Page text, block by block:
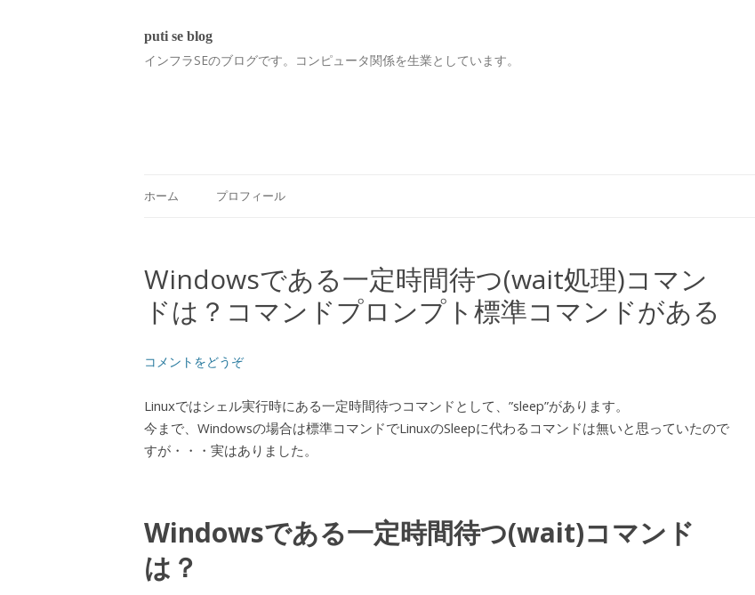
puti se blog
インフラSEのブログです。コンピュータ関係を生業としています。
ホーム プロフィール
Windowsである一定時間待つ(wait処理)コマン
ドは？コマンドプロンプト標準コマンドがある
コメントをどうぞ
Linuxではシェル実行時にある一定時間待つコマンドとして、”sleep”があります。
今まで、Windowsの場合は標準コマンドでLinuxのSleepに代わるコマンドは無いと思っていたので
すが・・・実はありました。
Windowsである一定時間待つ(wait)コマンド
は？